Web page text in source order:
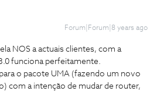
Forum|Forum|8 years ago
NOS a actuais clientes, com a
funciona perfeitamente.
o pacote UMA (fazendo um novo
com a intenção de mudar de router,